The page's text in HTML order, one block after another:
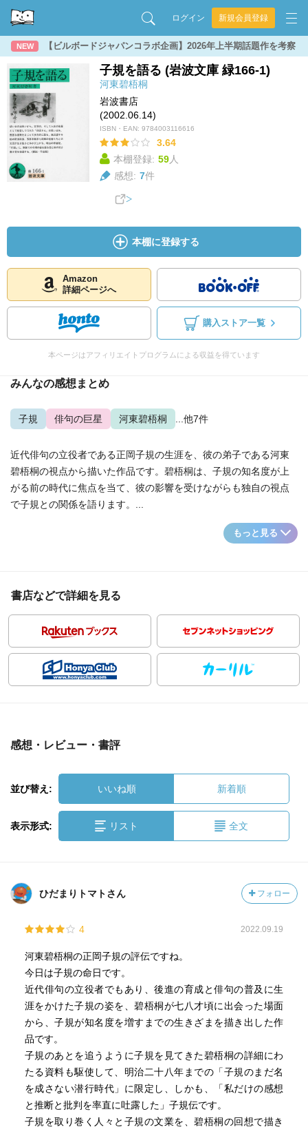
ログイン 新規会員登録
NEW 【ビルボードジャパンコラボ企画】2026年上半期話題作を考察
子規を語る (岩波文庫 緑166-1)
河東碧梧桐
岩波書店
(2002.06.14)
ISBN・EAN: 9784003116616
3.64
本棚登録: 59人
感想: 7件
本棚に登録する
Amazon
詳細ページへ
購入ストア一覧
本ページはアフィリエイトプログラムによる収益を得ています
みんなの感想まとめ
子規 俳句の巨星 河東碧梧桐 ...他7件
近代俳句の立役者である正岡子規の生涯を、彼の弟子である河東
碧梧桐の視点から描いた作品です。碧梧桐は、子規の知名度が上
がる前の時代に焦点を当て、彼の影響を受けながらも独自の視点
で子規との関係を語ります。...
もっと見る
書店などで詳細を見る
感想・レビュー・書評
並び替え: いいね順 新着順
表示形式: リスト 全文
ひだまりトマトさん フォロー
4 2022.09.19
河東碧梧桐の正岡子規の評伝ですね。
今日は子規の命日です。
近代俳句の立役者でもあり、後進の育成と俳句の普及に生
涯をかけた子規の姿を、碧梧桐が七八才頃に出会った場面
から、子規が知名度を増すまでの生きざまを描き出した作
品です。
子規のあとを追うように子規を見てきた碧梧桐の詳細にわ
たる資料も駆使して、明治二十八年までの「子規のまだ名
を成さない潜行時代」に限定し、しかも、「私だけの感想
と推断と批判を率直に吐露した」子規伝です。
子規を取り巻く人々と子規の文業を、碧梧桐の回想で描き